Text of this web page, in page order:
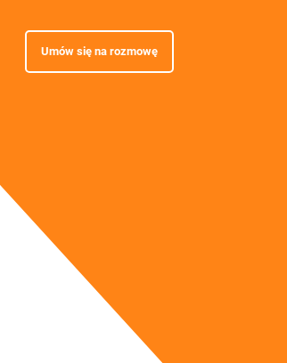
Umów się na rozmowę